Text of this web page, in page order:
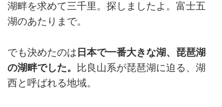
湖畔を求めて三千里。探しましたよ。富士五
湖のあたりまで。
でも決めたのは 日本で一番大きな湖、琵琶湖
の湖畔でした。
比良山系が琵琶湖に迫る、湖
西と呼ばれる地域。